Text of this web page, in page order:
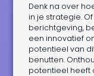
Denk na over
in je strategie.
berichtgeving,
een innovatief
potentieel van
benutten.
potentieel heeft